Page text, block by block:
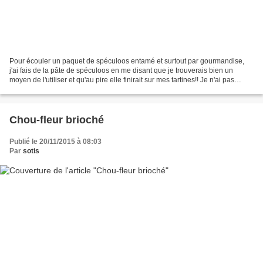
Pour écouler un paquet de spéculoos entamé et surtout par gourmandise,
j'ai fais de la pâte de spéculoos en me disant que je trouverais bien un
moyen de l'utiliser et qu'au pire elle finirait sur mes tartines!! Je n'ai pas
Chou-fleur brioché
Publié le 20/11/2015 à 08:03
Par sotis